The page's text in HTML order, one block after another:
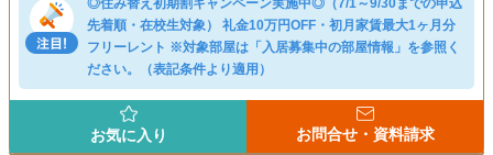
◎住み替え初期割キャンペーン実施中◎（7/1～9/30までの申込
先着順・在校生対象） 礼金10万円OFF・初月家賃最大1ヶ月分
フリーレント ※対象部屋は「入居募集中の部屋情報」を参照く
ださい。（表記条件より適用）
お気に入り お問合せ・資料請求